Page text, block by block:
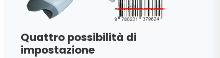
Quattro possibilità di
impostazione